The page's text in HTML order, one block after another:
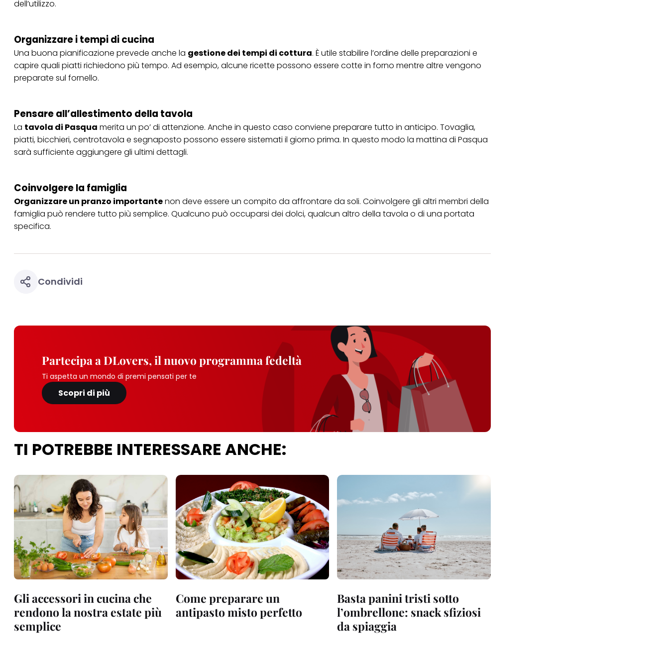
dell’utilizzo.
Organizzare i tempi di cucina
Una buona pianificazione prevede anche la gestione dei tempi di cottura. È utile stabilire l’ordine delle preparazioni e
capire quali piatti richiedono più tempo. Ad esempio, alcune ricette possono essere cotte in forno mentre altre vengono
preparate sul fornello.
Pensare all’allestimento della tavola
La tavola di Pasqua merita un po’ di attenzione. Anche in questo caso conviene preparare tutto in anticipo. Tovaglia,
piatti, bicchieri, centrotavola e segnaposto possono essere sistemati il giorno prima. In questo modo la mattina di Pasqua
sarà sufficiente aggiungere gli ultimi dettagli.
Coinvolgere la famiglia
Organizzare un pranzo importantenon deve essere un compito da affrontare da soli. Coinvolgere gli altri membri della
famiglia può rendere tutto più semplice. Qualcuno può occuparsi dei dolci, qualcun altro della tavola o di una portata
specifica.
Condividi
Partecipa a DLovers, il nuovo programma fedeltà
Ti aspetta un mondo di premi pensati per te
Scopri di più
TI POTREBBE INTERESSARE ANCHE:
Gli accessori in cucina che
rendono la nostra estate più
semplice
Come preparare un
antipasto misto perfetto
Basta panini tristi sotto
l’ombrellone: snack sfiziosi
da spiaggia